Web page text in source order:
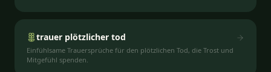
trauer plötzlicher tod
Einfühlsame Trauersprüche für den plötzlichen Tod, die Trost und
Mitgefühl spenden.